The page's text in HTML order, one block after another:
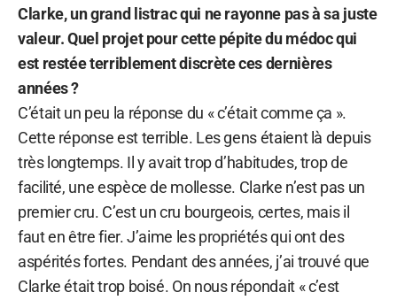
Clarke, un grand listrac qui ne rayonne pas à sa juste
valeur. Quel projet pour cette pépite du médoc qui
est restée terriblement discrète ces dernières
années ?
C’était un peu la réponse du « c’était comme ça ».
Cette réponse est terrible. Les gens étaient là depuis
très longtemps. Il y avait trop d’habitudes, trop de
facilité, une espèce de mollesse. Clarke n’est pas un
premier cru. C’est un cru bourgeois, certes, mais il
faut en être fier. J’aime les propriétés qui ont des
aspérités fortes. Pendant des années, j’ai trouvé que
Clarke était trop boisé. On nous répondait « c’est